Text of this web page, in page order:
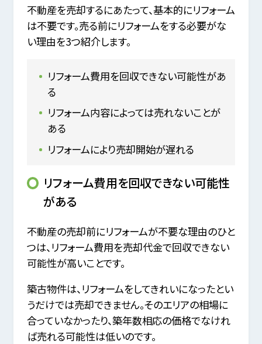
不動産を売却するにあたって、基本的にリフォーム
は不要です。売る前にリフォームをする必要がな
い理由を3つ紹介します。
リフォーム費用を回収できない可能性があ
る
リフォーム内容によっては売れないことが
ある
リフォームにより売却開始が遅れる
リフォーム費用を回収できない可能性
がある
不動産の売却前にリフォームが不要な理由のひと
つは、リフォーム費用を売却代金で回収できない
可能性が高いことです。
築古物件は、リフォームをしてきれいになったとい
うだけでは売却できません。そのエリアの相場に
合っていなかったり、築年数相応の価格でなけれ
ば売れる可能性は低いのです。